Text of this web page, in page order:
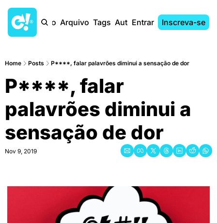
Início Arquivo Tags AutoresEntrar Inscreva-se
Home Posts P****, falar palavrões diminui a sensação de dor
P****, falar
palavrões diminui a
sensação de dor
Nov 9, 2019